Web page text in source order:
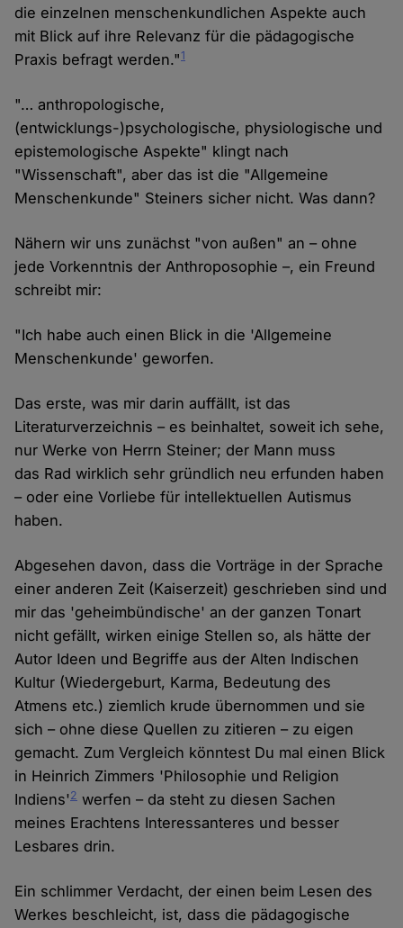
die einzelnen menschenkundlichen Aspekte auch
mit Blick auf ihre Relevanz für die pädagogische
Praxis befragt werden."1
"… anthropologische,
(entwicklungs-)psychologische, physiologische und
epistemologische Aspekte" klingt nach
"Wissenschaft", aber das ist die "Allgemeine
Menschenkunde" Steiners sicher nicht. Was dann?
Nähern wir uns zunächst "von außen" an – ohne
jede Vorkenntnis der Anthroposophie –, ein Freund
schreibt mir:
"Ich habe auch einen Blick in die 'Allgemeine
Menschenkunde' geworfen.
Das erste, was mir darin auffällt, ist das
Literaturverzeichnis – es beinhaltet, soweit ich sehe,
nur Werke von Herrn Steiner; der Mann muss
das Rad wirklich sehr gründlich neu erfunden haben
– oder eine Vorliebe für intellektuellen Autismus
haben.
Abgesehen davon, dass die Vorträge in der Sprache
einer anderen Zeit (Kaiserzeit) geschrieben sind und
mir das 'geheimbündische' an der ganzen Tonart
nicht gefällt, wirken einige Stellen so, als hätte der
Autor Ideen und Begriffe aus der Alten Indischen
Kultur (Wiedergeburt, Karma, Bedeutung des
Atmens etc.) ziemlich krude übernommen und sie
sich – ohne diese Quellen zu zitieren – zu eigen
gemacht. Zum Vergleich könntest Du mal einen Blick
in Heinrich Zimmers 'Philosophie und Religion
Indiens'2 werfen – da steht zu diesen Sachen
meines Erachtens Interessanteres und besser
Lesbares drin.
Ein schlimmer Verdacht, der einen beim Lesen des
Werkes beschleicht, ist, dass die pädagogische